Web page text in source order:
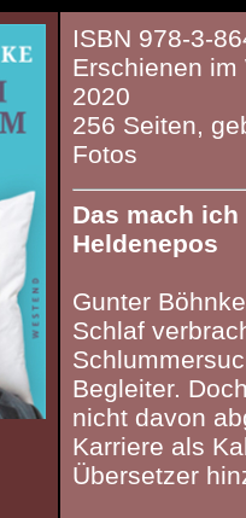
ISBN 978-3-
Erschienen im
2020
256 Seiten,
Fotos
Das mach
Heldenepos
Gunter
Schlaf
Begleiter.
nicht davon
Karriere als
Übersetzer